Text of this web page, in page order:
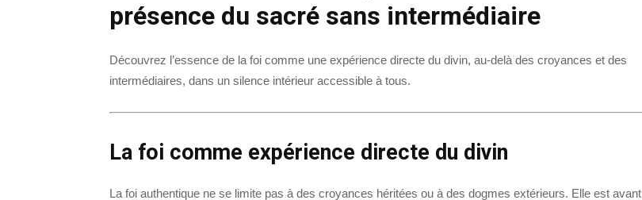
présence du sacré sans intermédiaire
Découvrez l’essence de la foi comme une expérience directe du divin, au-delà des croyances et des
intermédiaires, dans un silence intérieur accessible à tous.
La foi comme expérience directe du divin
La foi authentique ne se limite pas à des croyances héritées ou à des dogmes extérieurs. Elle est avant